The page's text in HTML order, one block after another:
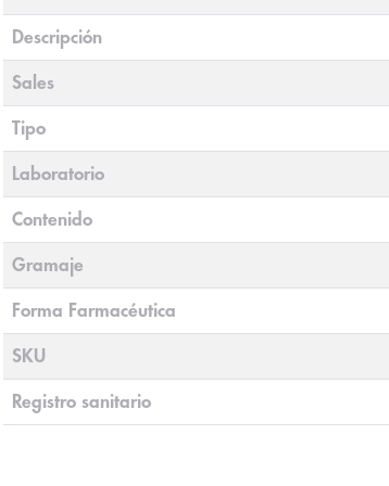
Descripción
Sales
Tipo
Laboratorio
Contenido
Gramaje
Forma Farmacéutica
SKU
Registro sanitario